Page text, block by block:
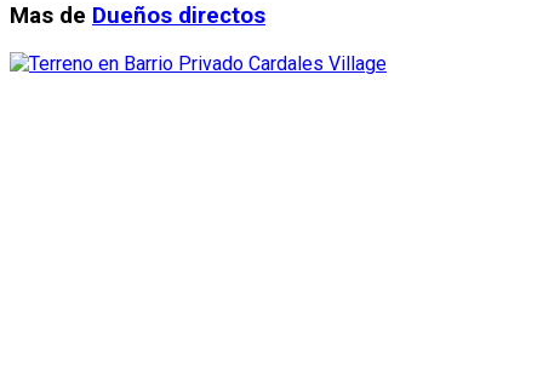
Mas de Dueños directos